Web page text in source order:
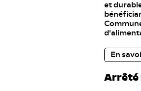
et
En
Arrêté